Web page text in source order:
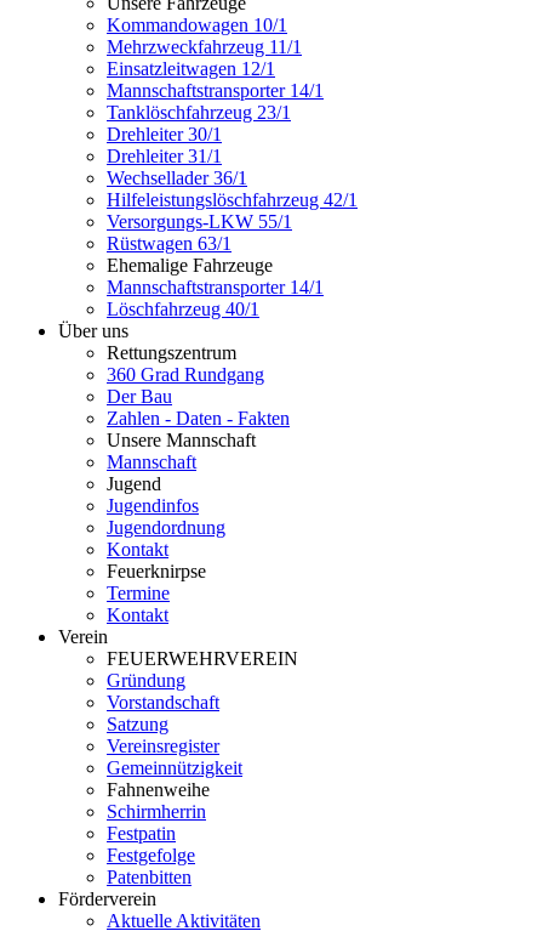
Kommandowagen 10/1
Mehrzweckfahrzeug 11/1
Einsatzleitwagen 12/1
Mannschaftstransporter 14/1
Tanklöschfahrzeug 23/1
Drehleiter 30/1
Drehleiter 31/1
Wechsellader 36/1
Hilfeleistungslöschfahrzeug 42/1
Versorgungs-LKW 55/1
Rüstwagen 63/1
Ehemalige Fahrzeuge
Mannschaftstransporter 14/1
Löschfahrzeug 40/1
Über uns
Rettungszentrum
360 Grad Rundgang
Der Bau
Zahlen - Daten - Fakten
Unsere Mannschaft
Mannschaft
Jugend
Jugendinfos
Jugendordnung
Kontakt
Feuerknirpse
Termine
Kontakt
Verein
FEUERWEHRVEREIN
Gründung
Vorstandschaft
Satzung
Vereinsregister
Gemeinnützigkeit
Fahnenweihe
Schirmherrin
Festpatin
Festgefolge
Patenbitten
Förderverein
Aktuelle Aktivitäten